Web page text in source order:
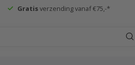
Gratisverzending vanaf €75,-*